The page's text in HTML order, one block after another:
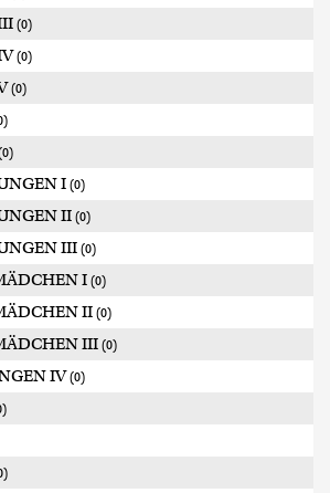
(0)
(0)
(0)
I (0)
II (0)
III (0)
I (0)
II (0)
III (0)
IV(0)